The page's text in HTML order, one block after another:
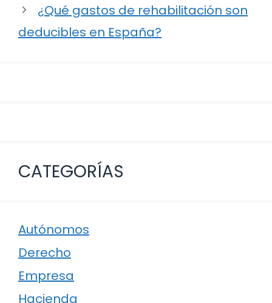
¿Qué gastos de rehabilitación son
deducibles en España?
CATEGORÍAS
Autónomos
Derecho
Empresa
Hacienda